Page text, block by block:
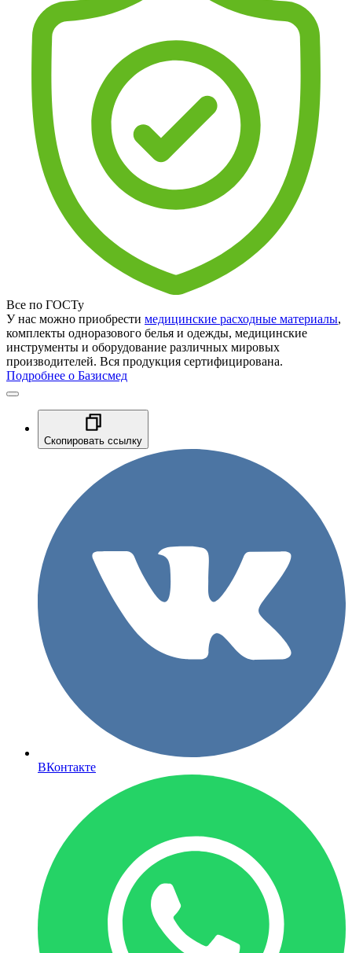
Все по ГОСТу
У нас можно приобрести медицинские расходные материалы,
комплекты одноразового белья и одежды, медицинские
инструменты и оборудование различных мировых
производителей. Вся продукция сертифицирована.
Подробнее о Базисмед
Скопировать ссылку
ВКонтакте